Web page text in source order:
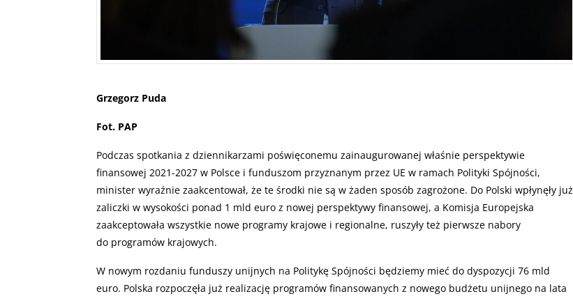
Grzegorz Puda
Fot. PAP
Podczas spotkania z dziennikarzami poświęconemu zainaugurowanej właśnie perspektywie
finansowej 2021-2027 w Polsce i funduszom przyznanym przez UE w ramach Polityki Spójności,
minister wyraźnie zaakcentował, że te środki nie są w żaden sposób zagrożone. Do Polski wpłynęły już
zaliczki w wysokości ponad 1 mld euro z nowej perspektywy finansowej, a Komisja Europejska
zaakceptowała wszystkie nowe programy krajowe i regionalne, ruszyły też pierwsze nabory
do programów krajowych.
W nowym rozdaniu funduszy unijnych na Politykę Spójności będziemy mieć do dyspozycji 76 mld
euro. Polska rozpoczęła już realizację programów finansowanych z nowego budżetu unijnego na lata